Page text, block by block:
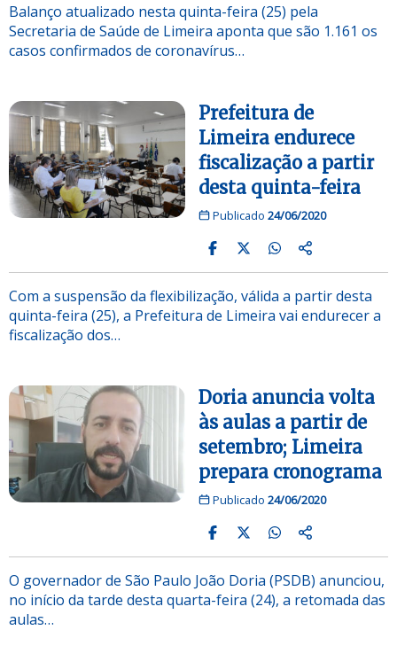
Balanço atualizado nesta quinta-feira (25) pela
Secretaria de Saúde de Limeira aponta que são 1.161 os
casos confirmados de coronavírus…
Prefeitura de
Limeira endurece
fiscalização a partir
desta quinta-feira
Publicado 24/06/2020
Com a suspensão da flexibilização, válida a partir desta
quinta-feira (25), a Prefeitura de Limeira vai endurecer a
fiscalização dos…
Doria anuncia volta
às aulas a partir de
setembro; Limeira
prepara cronograma
Publicado 24/06/2020
O governador de São Paulo João Doria (PSDB) anunciou,
no início da tarde desta quarta-feira (24), a retomada das
aulas…